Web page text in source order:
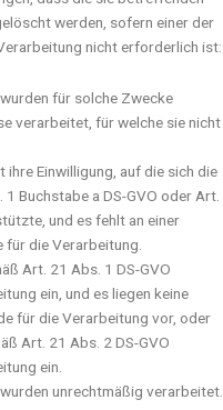
werden, sofern einer der
nicht erforderlich ist:
für solche Zwecke
verarbeitet, für welche sie nicht
Einwilligung, auf die sich die
Buchstabe a DS-GVO oder Art.
und es fehlt an einer
die Verarbeitung.
Art. 21 Abs. 1 DS-GVO
ein, und es liegen keine
für die Verarbeitung vor, oder
Art. 21 Abs. 2 DS-GVO
ein.
unrechtmäßig verarbeitet.